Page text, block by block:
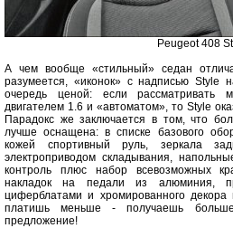
Peugeot 408
А чем вообще «стильный» седан
разумеется, «иконок» с надписью Style
очередь ценой: если рассматривать
двигателем 1.6 и «автоматом», то Style
Парадокс же заключается в том, что
лучше оснащена: в списке базового
кожей спортивный руль, зеркала
электроприводом складывания,
контроль плюс набор всевозможных
накладок на педали из алюминия,
циферблатами и хромированного
платишь меньше - получаешь
предложение!